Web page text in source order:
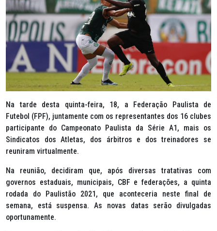
Na tarde desta quinta-feira, 18, a Federação Paulista de
Futebol (FPF), juntamente com os representantes dos 16 clubes
participante do Campeonato Paulista da Série A1, mais os
Sindicatos dos Atletas, dos árbitros e dos treinadores se
reuniram virtualmente.
Na reunião, decidiram que, após diversas tratativas com
governos estaduais, municipais, CBF e federações, a quinta
rodada do Paulistão 2021, que aconteceria neste final de
semana, está suspensa. As novas datas serão divulgadas
oportunamente.